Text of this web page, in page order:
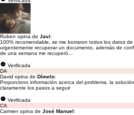
Ruben opina de Javi:
100% recomendable, se me borraron todos los datos
urgentemente recuperar un documento, además de
de una semana me recuperó...
Verificada
DA
David opina de Dímelo:
Proporciono información acerca del problema, la
claramente los pasos a seguir
Verificada
CA
Carmen opina de José Manuel: